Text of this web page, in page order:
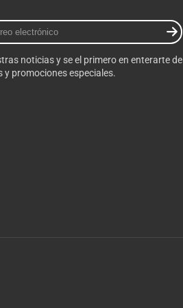
noticias y se el primero en enterarte de
y promociones especiales.